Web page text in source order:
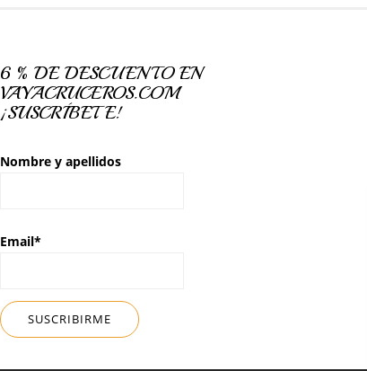
6 % DE DESCUENTO EN
VAYACRUCEROS.COM
¡SUSCRÍBETE!
Nombre y apellidos
Email*